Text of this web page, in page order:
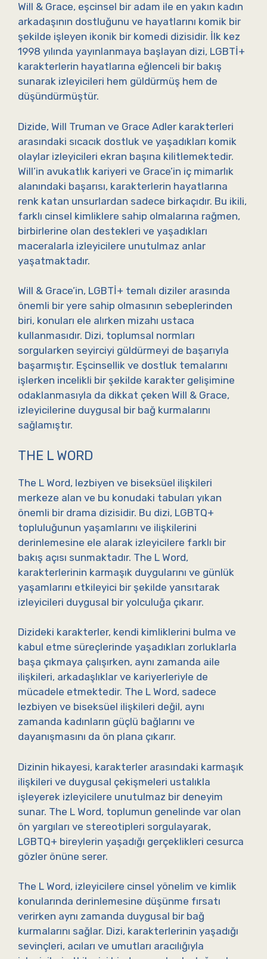
Will & Grace, eşcinsel bir adam ile en yakın kadın
arkadaşının dostluğunu ve hayatlarını komik bir
şekilde işleyen ikonik bir komedi dizisidir. İlk kez
1998 yılında yayınlanmaya başlayan dizi, LGBTİ+
karakterlerin hayatlarına eğlenceli bir bakış
sunarak izleyicileri hem güldürmüş hem de
düşündürmüştür.
Dizide, Will Truman ve Grace Adler karakterleri
arasındaki sıcacık dostluk ve yaşadıkları komik
olaylar izleyicileri ekran başına kilitlemektedir.
Will’in avukatlık kariyeri ve Grace’in iç mimarlık
alanındaki başarısı, karakterlerin hayatlarına
renk katan unsurlardan sadece birkaçıdır. Bu ikili,
farklı cinsel kimliklere sahip olmalarına rağmen,
birbirlerine olan destekleri ve yaşadıkları
maceralarla izleyicilere unutulmaz anlar
yaşatmaktadır.
Will & Grace’in, LGBTİ+ temalı diziler arasında
önemli bir yere sahip olmasının sebeplerinden
biri, konuları ele alırken mizahı ustaca
kullanmasıdır. Dizi, toplumsal normları
sorgularken seyirciyi güldürmeyi de başarıyla
başarmıştır. Eşcinsellik ve dostluk temalarını
işlerken incelikli bir şekilde karakter gelişimine
odaklanmasıyla da dikkat çeken Will & Grace,
izleyicilerine duygusal bir bağ kurmalarını
sağlamıştır.
THE L WORD
The L Word, lezbiyen ve biseksüel ilişkileri
merkeze alan ve bu konudaki tabuları yıkan
önemli bir drama dizisidir. Bu dizi, LGBTQ+
topluluğunun yaşamlarını ve ilişkilerini
derinlemesine ele alarak izleyicilere farklı bir
bakış açısı sunmaktadır. The L Word,
karakterlerinin karmaşık duygularını ve günlük
yaşamlarını etkileyici bir şekilde yansıtarak
izleyicileri duygusal bir yolculuğa çıkarır.
Dizideki karakterler, kendi kimliklerini bulma ve
kabul etme süreçlerinde yaşadıkları zorluklarla
başa çıkmaya çalışırken, aynı zamanda aile
ilişkileri, arkadaşlıklar ve kariyerleriyle de
mücadele etmektedir. The L Word, sadece
lezbiyen ve biseksüel ilişkileri değil, aynı
zamanda kadınların güçlü bağlarını ve
dayanışmasını da ön plana çıkarır.
Dizinin hikayesi, karakterler arasındaki karmaşık
ilişkileri ve duygusal çekişmeleri ustalıkla
işleyerek izleyicilere unutulmaz bir deneyim
sunar. The L Word, toplumun genelinde var olan
ön yargıları ve stereotipleri sorgulayarak,
LGBTQ+ bireylerin yaşadığı gerçeklikleri cesurca
gözler önüne serer.
The L Word, izleyicilere cinsel yönelim ve kimlik
konularında derinlemesine düşünme fırsatı
verirken aynı zamanda duygusal bir bağ
kurmalarını sağlar. Dizi, karakterlerinin yaşadığı
sevinçleri, acıları ve umutları aracılığıyla